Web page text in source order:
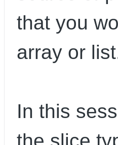
that you
array or
In this